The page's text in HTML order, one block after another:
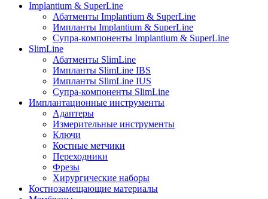
Implantium & SuperLine
Абатменты Implantium & SuperLine
Импланты Implantium & SuperLine
Супра-компоненты Implantium & SuperLine
SlimLine
Абатменты SlimLine
Импланты SlimLine IBS
Импланты SlimLine IUS
Супра-компоненты SlimLine
Имплантационные инструменты
Адаптеры
Измерительные инструменты
Ключи
Костные метчики
Переходники
Фрезы
Хирургические наборы
Костнозамещающие материалы